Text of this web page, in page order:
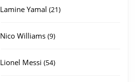
Lamine Yamal 2121
Nico Williams 99
Lionel Messi 5454